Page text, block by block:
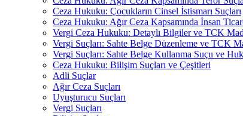
Ceza Hukuku: Çocukların Cinsel İstismarı Suçları
Ceza Hukuku: Ağır Ceza Kapsamında İnsan
Vergi Ceza Hukuku: Detaylı Bilgiler ve TCK
Vergi Suçları: Sahte Belge Düzenleme ve TCK
Vergi Suçları: Sahte Belge Kullanma Suçu ve
Ceza Hukuku: Bilişim Suçları ve Çeşitleri
Adli Suçlar
Ağır Ceza Suçları
Uyuşturucu Suçları
Vergi Suçları